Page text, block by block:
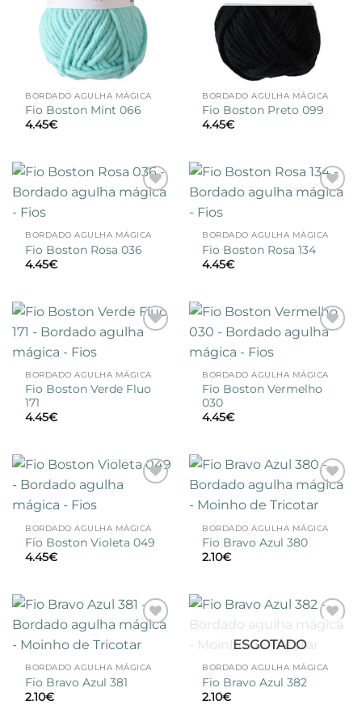
BORDADO AGULHA MÁGICA
Fio Boston Mint 066
4.45€
BORDADO AGULHA MÁGICA
Fio Boston Preto 099
4.45€
Adicionar
BORDADO AGULHA MÁGICA
Fio Boston Rosa 036
4.45€
Adicionar
BORDADO AGULHA MÁGICA
Fio Boston Rosa 134
4.45€
BORDADO AGULHA MÁGICA
Fio Boston Verde Fluo
171
4.45€
Adicionar
BORDADO AGULHA MÁGICA
Fio Boston Vermelho
030
4.45€
BORDADO AGULHA MÁGICA
Fio Boston Violeta 049
4.45€
Adicionar
à lista de
BORDADO AGULHA MÁGICA
Fio Bravo Azul 380
2.10€
Adicionar
à lista de
BORDADO AGULHA MÁGICA
Fio Bravo Azul 381
2.10€
Adicionar
à lista de
ESGOTADO
BORDADO AGULHA MÁGICA
Fio Bravo Azul 382
2.10€